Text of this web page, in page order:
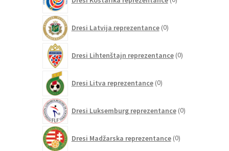
izdelkov
Dresi Latvija reprezentance 0izdelkov
Dresi Lihtenštajn reprezentance 0izdelkov
Dresi Litva reprezentance 0izdelkov
Dresi Luksemburg reprezentance 0izdelkov
Dresi Madžarska reprezentance 0izdelkov